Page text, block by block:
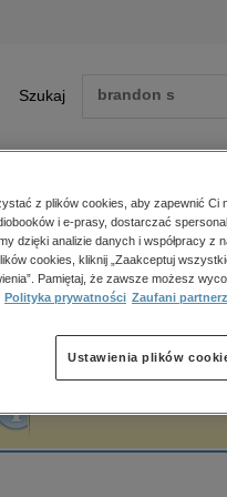
Szukaj
polityka, społeczno-
psychologiczne
popularno-naukowe
historia
główna Sure Yves
Yves
z plików cookies, aby zapewnić Ci
i e-prasy, dostarczać
dzięki analizie danych i współpracy
cookies, kliknij „Zaakceptuj
Pamiętaj, że zawsze możesz
Polityka prywatności Zaufani
Ustawienia plików